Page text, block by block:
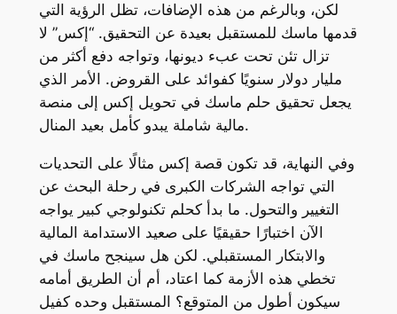
لكن، وبالرغم من هذه الإضافات، تظل الرؤية التي
قدمها ماسك للمستقبل بعيدة عن التحقيق. “إكس” لا
تزال تئن تحت عبء ديونها، وتواجه دفع أكثر من
مليار دولار سنويًا كفوائد على القروض. الأمر الذي
يجعل تحقيق حلم ماسك في تحويل إكس إلى منصة
مالية شاملة يبدو كأمل بعيد المنال.
وفي النهاية، قد تكون قصة إكس مثالًا على التحديات
التي تواجه الشركات الكبرى في رحلة البحث عن
التغيير والتحول. ما بدأ كحلم تكنولوجي كبير يواجه
الآن اختبارًا حقيقيًا على صعيد الاستدامة المالية
والابتكار المستقبلي. لكن هل سينجح ماسك في
تخطي هذه الأزمة كما اعتاد، أم أن الطريق أمامه
سيكون أطول من المتوقع؟ المستقبل وحده كفيل